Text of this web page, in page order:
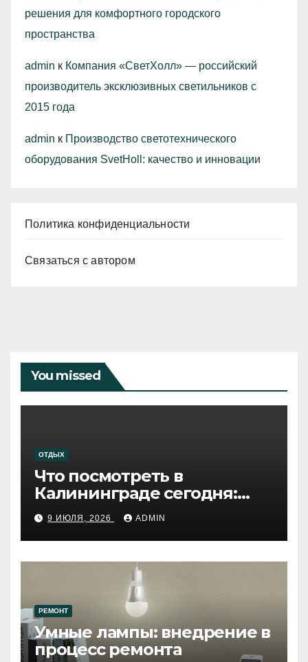
решения для комфортного городского
пространства
admin к Компания «СветХолл» — российский
производитель эксклюзивных светильников с
2015 года
admin к Производство светотехнического
оборудования SvetHoll: качество и инновации
Политика конфиденциальности
Связаться с автором
You missed
ОТДЫХ
Что посмотреть в
Калининграде сегодня:
путеводитель по самому
западному городу России
9 ИЮЛЯ, 2026 ADMIN
РЕМОНТ
Умные лампы: внедрение в
процесс ремонта